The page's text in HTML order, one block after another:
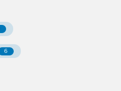
6